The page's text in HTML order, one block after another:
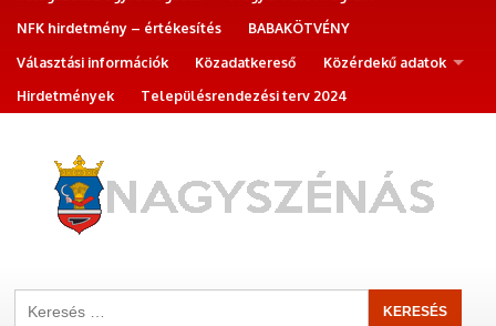
NFK hirdetmény – értékesítés
BABAKÖTVÉNY
Választási információk
Közadatkereső
Közérdekű adatok
Hirdetmények
Településrendezési terv 2024